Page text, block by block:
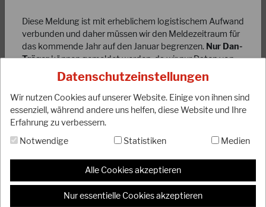
Datenschutzeinstellungen
Wir nutzen Cookies auf unserer Website. Einige von ihnen sind
essenziell, während andere uns helfen, diese Website und Ihre
Erfahrung zu verbessern.
Notwendige
Statistiken Medien
Alle Cookies akzeptieren
Nur essentielle Cookies akzeptieren
Datenschutz und Weitergabe von
Mitgliederdaten an den DJKB
Liebe Mitglieder, liebe Dojoleiter, in Zusammenhang mit der
Neufassung unserer Satzung und der damit verbundenen
Datenerhebung sind in den…
WEITERLESEN
Diese Meldung ist mit erheblichem logistischem Aufwand
verbunden und daher müssen wir den Meldezeitraum für
das kommende Jahr auf den Januar begrenzen. Nur Dan-
Trägerkönnen gemeldet werden, da wir nur Daten von
Dan-Träger in unserer Datei führen und entsprechend
verwalten können. Diese müssen ein JKA-Dan-Diplom
Nummer nachweisen können!!! (nicht die DJKB-Diplom
Nr.)
Der eigentliche Mitgliedsbeitrag der JKA/WF beträgt 5
Euro für den Zeitraum eines Jahres. Darüber hinaus
Datenverarbeitung, Porto, etc., in Höhe von 5 Euro. Die
Interessenten müssten also10 Eurobezahlen.
Die Dojoleiter / Ansprechpartner können die